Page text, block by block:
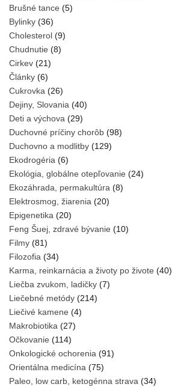
Brušné tance (5)
Bylinky (36)
Cholesterol (9)
Chudnutie (8)
Cirkev (21)
Články (6)
Cukrovka (26)
Dejiny, Slovania (40)
Deti a výchova (29)
Duchovné príčiny chorôb (98)
Duchovno a modlitby (129)
Ekodrogéria (6)
Ekológia, globálne otepľovanie (24)
Ekozáhrada, permakultúra (8)
Elektrosmog, žiarenia (20)
Epigenetika (20)
Feng Šuej, zdravé bývanie (10)
Filmy (81)
Filozofia (34)
Karma, reinkarnácia a životy po živote (40)
Liečba zvukom, ladičky (7)
Liečebné metódy (214)
Liečivé kamene (4)
Makrobiotika (27)
Očkovanie (114)
Onkologické ochorenia (91)
Orientálna medicína (75)
Paleo, low carb, ketogénna strava (34)